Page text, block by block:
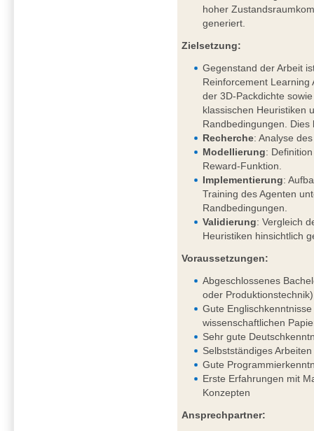
hoher
generiert.
Zielsetzung:
Gegenstand der Arbeit
Reinforcement
der 3D-Packdichte
klassischen Heuristiken
Randbedingungen.
Recherche: Analyse
Modellierung:
Reward-Funktion.
Implementierung:
Training des Agenten
Randbedingungen.
Validierung: Vergleich
Heuristiken hinsichtlich
Voraussetzungen:
Abgeschlossenes
oder Produktionstechnik)
Gute
wissenschaftlichen
Sehr gute
Selbstständiges
Gute
Erste Erfahrungen mit
Konzepten
Ansprechpartner: